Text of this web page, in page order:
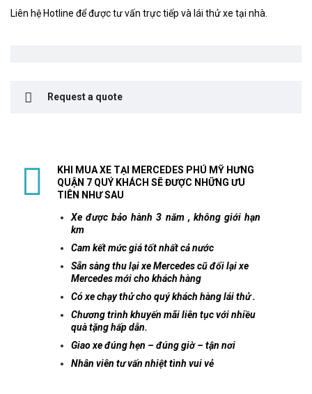
Liên hệ Hotline để được tư vấn trực tiếp và lái thử xe tại nhà.
Request a quote
KHI MUA XE TẠI MERCEDES PHÚ MỸ HƯNG
QUẬN 7 QUÝ KHÁCH SẼ ĐƯỢC NHỮNG ƯU
TIÊN NHƯ SAU
Xe được bảo hành 3 năm , không giới hạn
km
Cam kết mức giá tốt nhất cả nước
Sẵn sàng thu lại xe Mercedes cũ đổi lại xe
Mercedes mới cho khách hàng
Có xe chạy thử cho quý khách hàng lái thử .
Chương trình khuyến mãi liên tục với nhiều
quà tặng hấp dẫn.
Giao xe đúng hẹn – đúng giờ – tận nơi
Nhân viên tư vấn nhiệt tình vui vẻ